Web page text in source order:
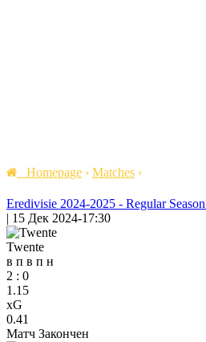
Homepage › Matches ›
Eredivisie 2024-2025 - Regular Season
| 15 Дек 2024-17:30
Twente
в п в п н
2 : 0
1.15
xG
0.41
Матч Закончен